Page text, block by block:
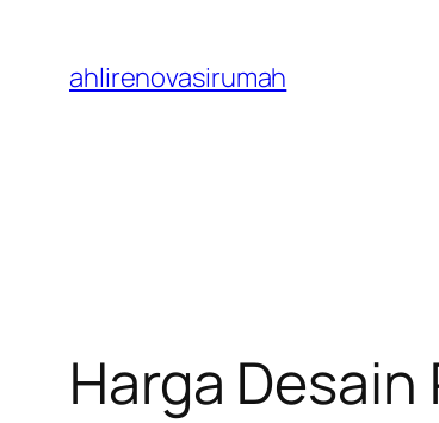
content
ahlirenovasirumah
Harga Desain